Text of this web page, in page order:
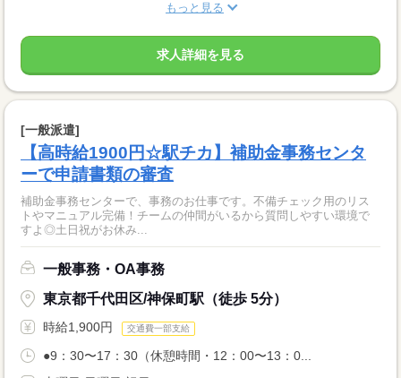
もっと見る
求人詳細を見る
[一般派遣]
【高時給1900円☆駅チカ】補助金事務センタ
ーで申請書類の審査
補助金事務センターで、事務のお仕事です。不備チェック用のリス
トやマニュアル完備！チームの仲間がいるから質問しやすい環境で
すよ◎土日祝がお休み...
一般事務・OA事務
東京都千代田区/神保町駅（徒歩 5分）
時給1,900円 交通費一部支給
●9：30〜17：30（休憩時間・12：00〜13：0...